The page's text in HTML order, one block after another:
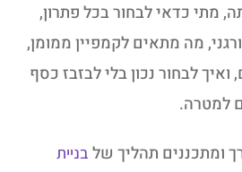
מתי כדאי לבחור בכל פתרון,
מה מתאים לקמפיין ממומן,
לבחור נכון בלי לבזבז כסף
למטרה.
ומתכננים תהליך של בניית